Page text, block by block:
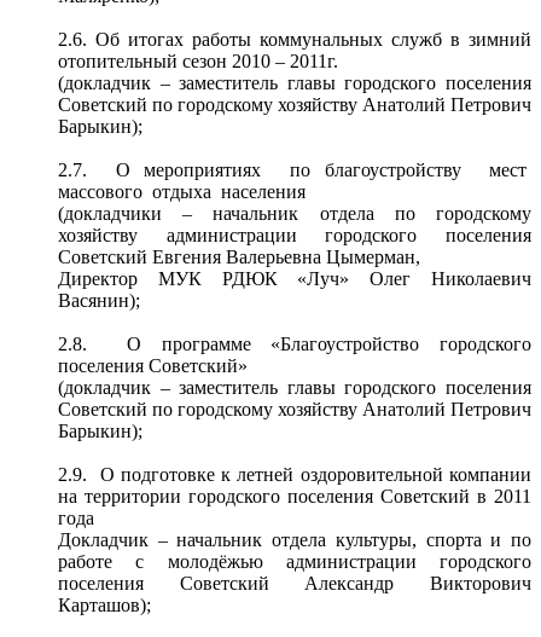
2.6. Об итогах работы коммунальных служб в зимний
отопительный сезон 2010 – 2011г.
(докладчик – заместитель главы городского поселения
Советский по городскому хозяйству Анатолий Петрович
Барыкин);
2.7. О мероприятиях по благоустройству мест
массового отдыха населения
(докладчики – начальник отдела по городскому
хозяйству администрации городского поселения
Советский Евгения Валерьевна Цымерман,
Директор МУК РДЮК «Луч» Олег Николаевич
Васянин);
2.8. О программе «Благоустройство городского
поселения Советский»
(докладчик – заместитель главы городского поселения
Советский по городскому хозяйству Анатолий Петрович
Барыкин);
2.9. О подготовке к летней оздоровительной компании
на территории городского поселения Советский в 2011
года
Докладчик – начальник отдела культуры, спорта и по
работе с молодёжью администрации городского
поселения Советский Александр Викторович
Карташов);